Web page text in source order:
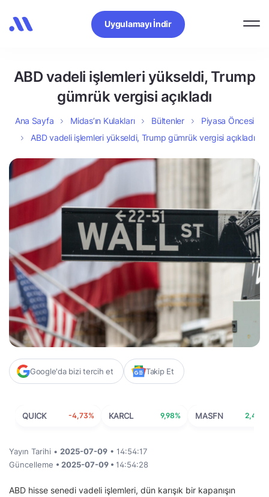
Uygulamayı İndir
ABD vadeli işlemleri yükseldi, Trump
gümrük vergisi açıkladı
Ana Sayfa Midas’ın Kulakları Bültenler
Piyasa Öncesi
ABD vadeli işlemleri yükseldi, Trump gümrük vergisi açıkladı
Google'da bizi tercih et Takip Et
QUICK -4,73% KARCL 9,98% MASFN 2,44%
Yayın Tarihi • 2025-07-09 • 14:54:17
Güncelleme • 2025-07-09 • 14:54:28
ABD hisse senedi vadeli işlemleri, dün karışık bir kapanışın